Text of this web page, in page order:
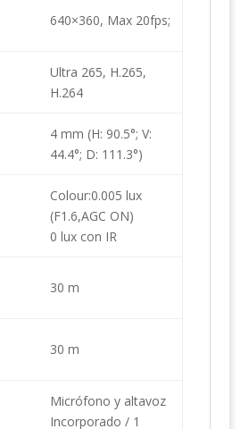
640×360, Max 20fps;
Ultra 265, H.265,
H.264
4 mm (H: 90.5°; V:
44.4°; D: 111.3°)
Colour:0.005 lux
(F1.6,AGC ON)
0 lux con IR
30 m
30 m
Micrófono y altavoz
Incorporado / 1